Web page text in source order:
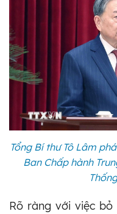
Tổng Bí thư Tô Lâm
Ban Chấp hành
Rõ ràng với việc